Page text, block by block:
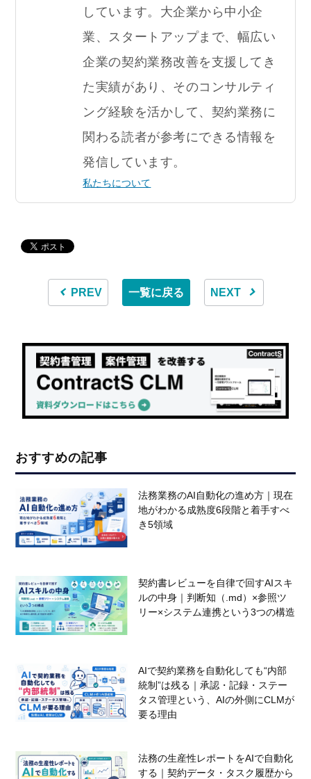
しています。大企業から中小企
業、スタートアップまで、幅広い
企業の契約業務改善を支援してき
た実績があり、そのコンサルティ
ング経験を活かして、契約業務に
関わる読者が参考にできる情報を
発信しています。
私たちについて
PREV 一覧に戻る NEXT
おすすめの記事
法務業務のAI自動化の進め方｜現在
地がわかる成熟度6段階と着手すべ
き5領域
契約書レビューを自律で回すAIスキ
ルの中身｜判断知（.md）×参照ツ
リー×システム連携という3つの構造
AIで契約業務を自動化しても“内部
統制”は残る｜承認・記録・ステー
タス管理という、AIの外側にCLMが
要る理由
法務の生産性レポートをAIで自動化
する｜契約データ・タスク履歴から